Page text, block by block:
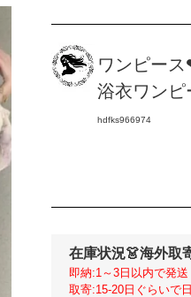
ワンピー
浴衣ワンピ
hdfks966974
在庫状況👗海外取
即納:1～3日以内で発送
取寄:15-20日ぐらいで